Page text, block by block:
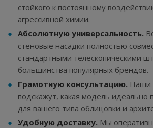
стойкого к постоянному
агрессивной химии.
Абсолютную универсальность.
стеновые насадки полностью
стандартными телескопическими
большинства популярных брендов.
Грамотную консультацию. Наши
подскажут, какая модель
для вашего типа облицовки и
Удобную доставку. Мы